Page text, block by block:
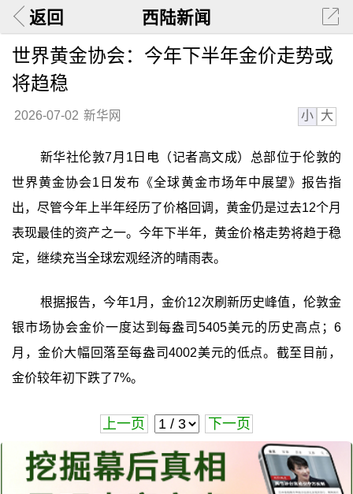
返回 西陆新闻
世界黄金协会：今年下半年金价走势或
将趋稳
2026-07-02 新华网 小 大
新华社伦敦7月1日电（记者高文成）总部位于伦敦的
世界黄金协会1日发布《全球黄金市场年中展望》报告指
出，尽管今年上半年经历了价格回调，黄金仍是过去12个月
表现最佳的资产之一。今年下半年，黄金价格走势将趋于稳
定，继续充当全球宏观经济的晴雨表。
根据报告，今年1月，金价12次刷新历史峰值，伦敦金
银市场协会金价一度达到每盎司5405美元的历史高点；6
月，金价大幅回落至每盎司4002美元的低点。截至目前，
金价较年初下跌了7%。
上一页 下一页